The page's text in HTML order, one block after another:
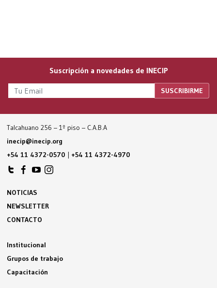
Suscripción a novedades de INECIP
Talcahuano 256 – 1º piso – C.A.B.A
inecip@inecip.org
+54 11 4372-0570 | +54 11 4372-4970
NOTICIAS
NEWSLETTER
CONTACTO
Institucional
Grupos de trabajo
Capacitación